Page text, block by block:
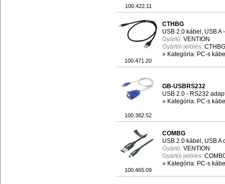
100.422.11
100.471.20
CTHBG
USB 2.0 kábel, USB A
Gyártó: VENTION
Gyártói jelölés: CTHBG
» Kategória: PC-s
100.382.52
GB-USBRS232
USB 2.0 - RS232
» Kategória: PC-s
100.465.09
COMBG
USB 2.0 kábel, USB
Gyártó: VENTION
Gyártói jelölés:
» Kategória: PC-s